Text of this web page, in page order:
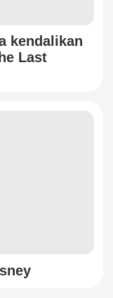
kendalikan
Last